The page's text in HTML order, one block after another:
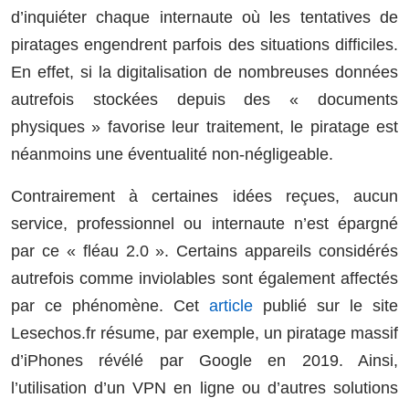
d’inquiéter chaque internaute où les tentatives de
piratages engendrent parfois des situations difficiles.
En effet, si la digitalisation de nombreuses données
autrefois stockées depuis des « documents
physiques » favorise leur traitement, le piratage est
néanmoins une éventualité non-négligeable.
Contrairement à certaines idées reçues, aucun
service, professionnel ou internaute n’est épargné
par ce « fléau 2.0 ». Certains appareils considérés
autrefois comme inviolables sont également affectés
par ce phénomène. Cet article publié sur le site
Lesechos.fr résume, par exemple, un piratage massif
d’iPhones révélé par Google en 2019. Ainsi,
l’utilisation d’un VPN en ligne ou d’autres solutions